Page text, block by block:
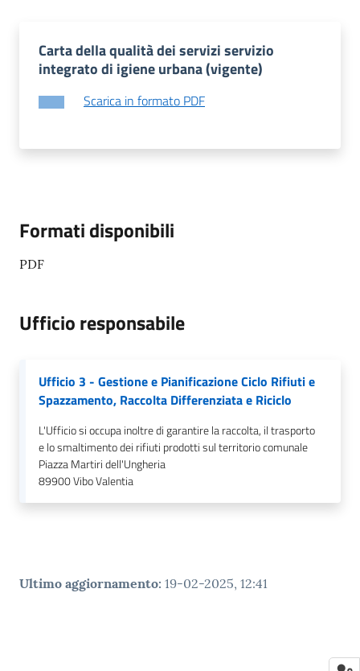
Carta della qualità dei servizi servizio
integrato di igiene urbana (vigente)
Scarica in formato PDF
Formati disponibili
PDF
Ufficio responsabile
Ufficio 3 - Gestione e Pianificazione Ciclo Rifiuti e
Spazzamento, Raccolta Differenziata e Riciclo
L'Ufficio si occupa inoltre di garantire la raccolta, il trasporto
e lo smaltimento dei rifiuti prodotti sul territorio comunale
Piazza Martiri dell'Ungheria
89900Vibo Valentia
Ultimo aggiornamento: 19-02-2025, 12:41